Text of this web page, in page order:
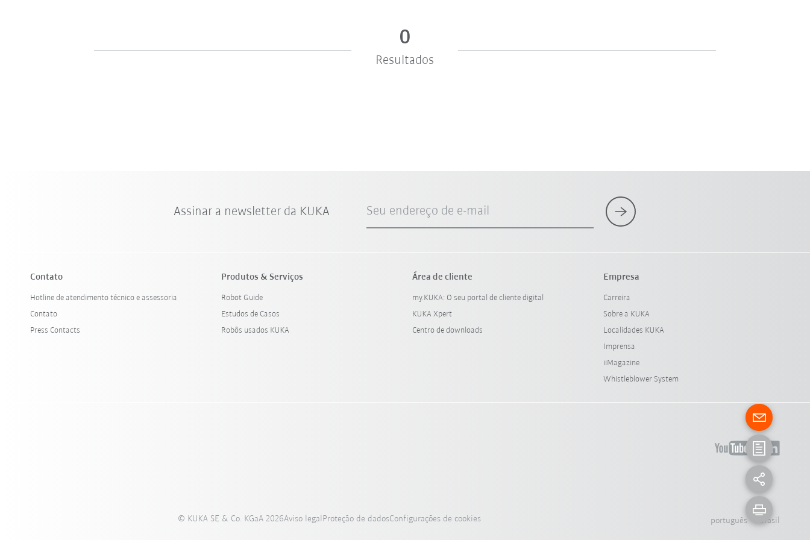
0
Resultados
Assinar a newsletter da KUKA Seu endereço de e-mail
Contato
Hotline de atendimento técnico e assessoria
Contato
Press Contacts
Produtos & Serviços
Robot Guide
Estudos de Casos
Robôs usados KUKA
Área de cliente
my.KUKA: O seu portal de cliente digital
KUKA Xpert
Centro de downloads
Empresa
Carreira
Sobre a KUKA
Localidades KUKA
Imprensa
iiMagazine
Whistleblower System
© KUKA SE & Co. KGaA 2026Aviso legal Proteção de dadosConfigurações de cookies português - Brasil